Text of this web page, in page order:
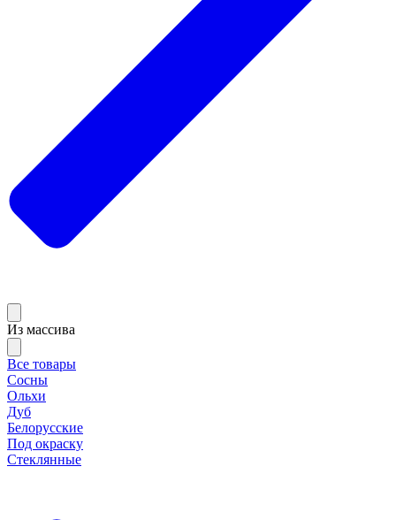
Из массива
Все товары
Сосны
Ольхи
Дуб
Белорусские
Под окраску
Стеклянные